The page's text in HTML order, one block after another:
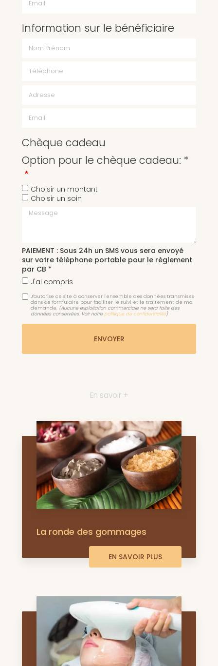
Information sur le bénéficiaire
Chèque cadeau
Option pour le chèque cadeau: *
Choisir un montant
Choisir un soin
Message
PAIEMENT : Sous 24h un SMS vous sera envoyé
sur votre téléphone portable pour le règlement
par CB *
J'ai compris
J'autorise ce site à conserver l'ensemble des données transmises
dans ce formulaire pour faciliter le suivi et le traitement de ma
demande. (Aucune exploitation commerciale ne sera faite des
données conservées. Voir notre politique de confidentialité)
En savoir +
La ronde des gommages
EN SAVOIR PLUS